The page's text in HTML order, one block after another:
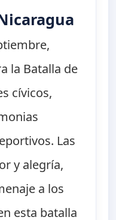
la Batalla de
cívicos,
Las
y alegría,
a los
esta batalla